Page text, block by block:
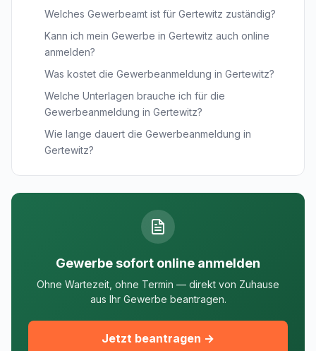
Welches Gewerbeamt ist für Gertewitz zuständig?
Kann ich mein Gewerbe in Gertewitz auch online
anmelden?
Was kostet die Gewerbeanmeldung in Gertewitz?
Welche Unterlagen brauche ich für die
Gewerbeanmeldung in Gertewitz?
Wie lange dauert die Gewerbeanmeldung in
Gertewitz?
Gewerbe sofort online anmelden
Ohne Wartezeit, ohne Termin — direkt von Zuhause
aus Ihr Gewerbe beantragen.
Jetzt beantragen →